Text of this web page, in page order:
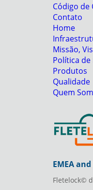
Código de
Contato
Home
Missão,
Política
Produtos
Qualidade
Quem
EMEA
Fletelock©